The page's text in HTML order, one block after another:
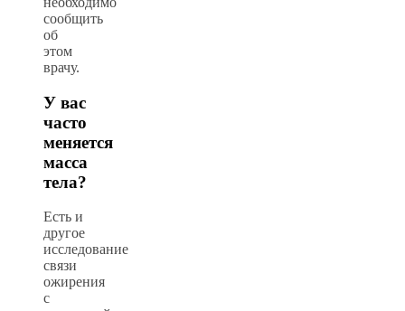
сообщить
об
этом
врачу.
У вас
часто
меняется
масса
тела?
Есть и
другое
исследование
связи
ожирения
с